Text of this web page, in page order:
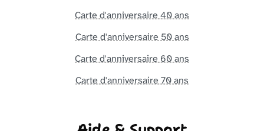
Carte d'anniversaire 40 ans
Carte d'anniversaire 50 ans
Carte d'anniversaire 60 ans
Carte d'anniversaire 70 ans